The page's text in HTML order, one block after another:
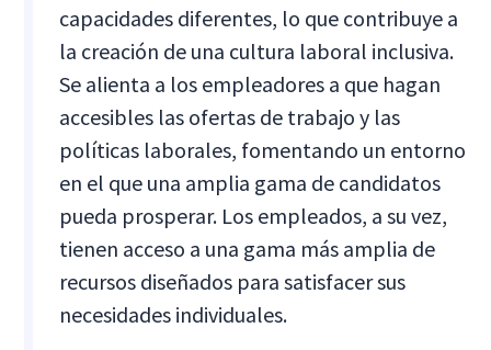
capacidades diferentes, lo que contribuye a
la creación de una cultura laboral inclusiva.
Se alienta a los empleadores a que hagan
accesibles las ofertas de trabajo y las
políticas laborales, fomentando un entorno
en el que una amplia gama de candidatos
pueda prosperar. Los empleados, a su vez,
tienen acceso a una gama más amplia de
recursos diseñados para satisfacer sus
necesidades individuales.